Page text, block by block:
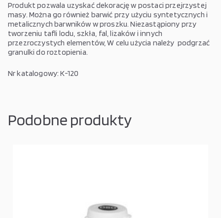
Produkt pozwala uzyskać dekorację w postaci przejrzystej
masy. Można go również barwić przy użyciu syntetycznych i
metalicznych barwników w proszku. Niezastąpiony przy
tworzeniu tafli lodu, szkła, fal, lizaków i innych
przezroczystych elementów, W celu użycia należy podgrzać
granulki do roztopienia.
Nr katalogowy: K-120
Podobne produkty